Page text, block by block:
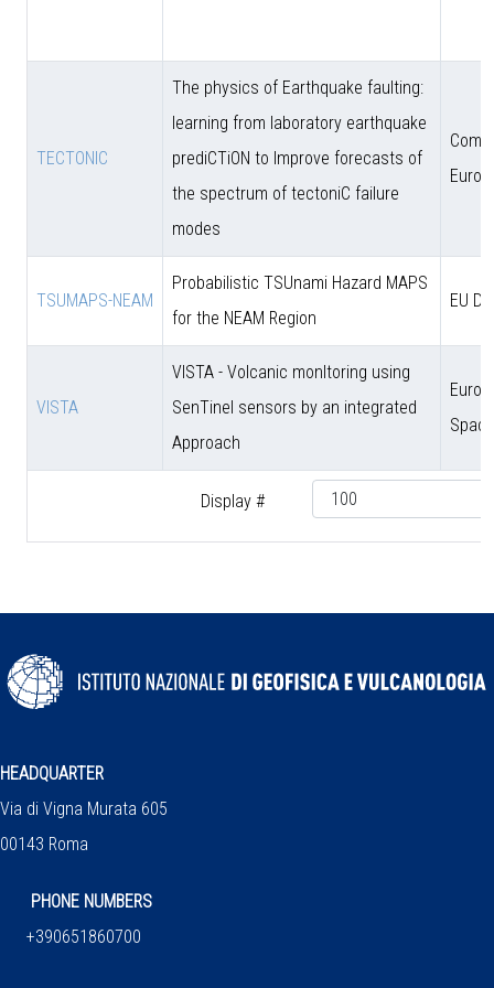
Display #
TECTONIC
The physics of Earthquake faulting:
learning from laboratory earthquake
prediCTiON to Improve forecasts of
the spectrum of tectoniC failure
modes
TSUMAPS-NEAM
Probabilistic TSUnami Hazard MAPS
for the NEAM Region
EU
VISTA
VISTA - Volcanic monItoring using
SenTinel sensors by an integrated
Approach
HEADQUARTER
Via di Vigna Murata 605
00143 Roma
PHONE NUMBERS
+390651860700